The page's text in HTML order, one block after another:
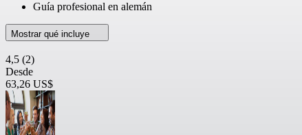
Guía profesional en alemán
Mostrar qué incluye
4,5 (2)
Desde
63,26 US$